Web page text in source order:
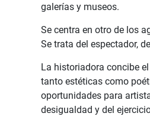
galerías y museos.
Se centra en otro de los
Se trata del espectador,
La historiadora concibe
tanto estéticas como
oportunidades para
desigualdad y del